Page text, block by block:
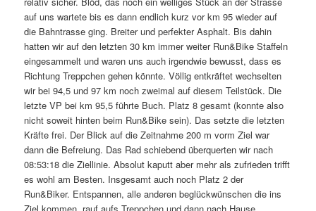
auf uns wartete bis es dann endlich kurz vor km 95 wieder auf
die Bahntrasse ging. Breiter und perfekter Asphalt. Bis dahin
hatten wir auf den letzten 30 km immer weiter Run&Bike Staffeln
eingesammelt und waren uns auch irgendwie bewusst, dass es
Richtung Treppchen gehen könnte. Völlig entkräftet wechselten
wir bei 94,5 und 97 km noch zweimal auf diesem Teilstück. Die
letzte VP bei km 95,5 führte Buch. Platz 8 gesamt (konnte also
nicht soweit hinten beim Run&Bike sein). Das setzte die letzten
Kräfte frei. Der Blick auf die Zeitnahme 200 m vorm Ziel war
dann die Befreiung. Das Rad schiebend überquerten wir nach
08:53:18 die Ziellinie. Absolut kaputt aber mehr als zufrieden trifft
es wohl am Besten. Insgesamt auch noch Platz 2 der
Run&Biker. Entspannen, alle anderen beglückwünschen die ins